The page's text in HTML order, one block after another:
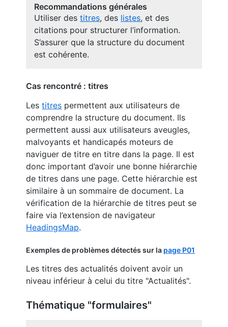
Recommandations générales
Utiliser destitres, des listes, et des
citations pour structurer l’information.
S’assurer que la structure du document
est cohérente.
Cas rencontré : titres
Lestitres permettent aux utilisateurs de
comprendre la structure du document. Ils
permettent aussi aux utilisateurs aveugles,
malvoyants et handicapés moteurs de
naviguer de titre en titre dans la page. Il est
donc important d’avoir une bonne hiérarchie
de titres dans une page. Cette hiérarchie est
similaire à un sommaire de document. La
vérification de la hiérarchie de titres peut se
faire via l’extension de navigateur
HeadingsMap.
Exemples de problèmes détectés sur la page P01
Les titres des actualités doivent avoir un
niveau inférieur à celui du titre "Actualités".
Thématique "formulaires"